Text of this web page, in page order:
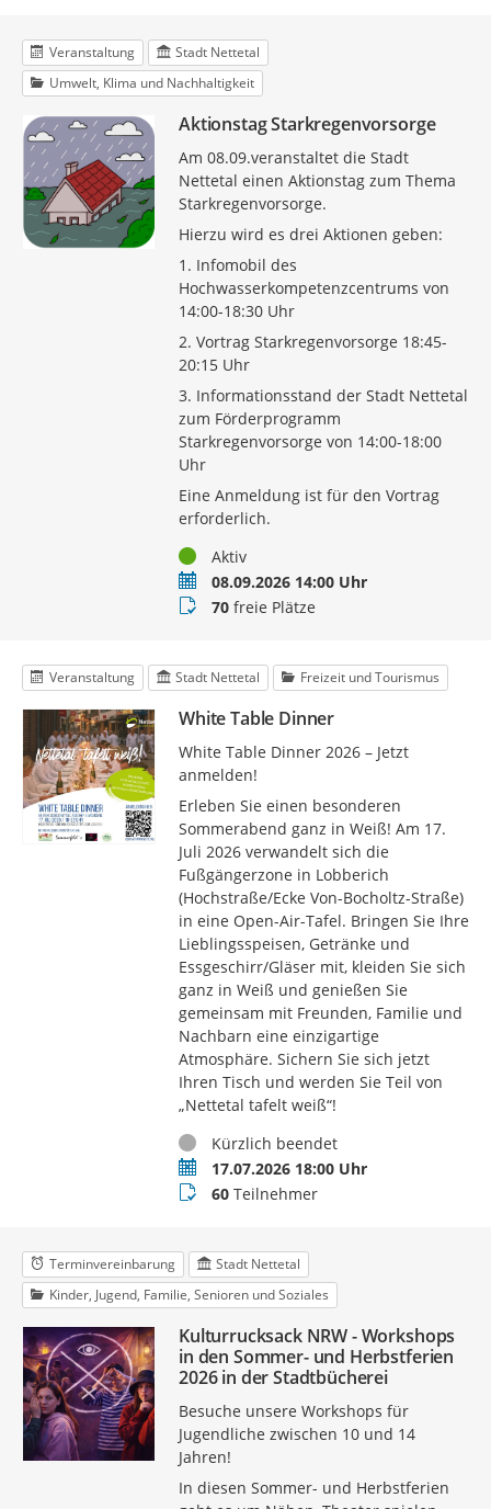
Veranstaltung
Stadt Nettetal
Umwelt, Klima und Nachhaltigkeit
Aktionstag Starkregenvorsorge
Am 08.09.veranstaltet die Stadt
Nettetal einen Aktionstag zum Thema
Starkregenvorsorge.
Hierzu wird es drei Aktionen geben:
1. Infomobil des
Hochwasserkompetenzcentrums von
14:00-18:30 Uhr
2. Vortrag Starkregenvorsorge 18:45-
20:15 Uhr
3. Informationsstand der Stadt Nettetal
zum Förderprogramm
Starkregenvorsorge von 14:00-18:00
Uhr
Eine Anmeldung ist für den Vortrag
erforderlich.
StatusAktiv
Termin08.09.2026 14:00 Uhr
Buchungsstatus
70freie Plätze
Veranstaltung Stadt Nettetal Freizeit und Tourismus
White Table Dinner
White Table Dinner 2026 – Jetzt
anmelden!
Erleben Sie einen besonderen
Sommerabend ganz in Weiß! Am 17.
Juli 2026 verwandelt sich die
Fußgängerzone in Lobberich
(Hochstraße/Ecke Von-Bocholtz-Straße)
in eine Open-Air-Tafel. Bringen Sie Ihre
Lieblingsspeisen, Getränke und
Essgeschirr/Gläser mit, kleiden Sie sich
ganz in Weiß und genießen Sie
gemeinsam mit Freunden, Familie und
Nachbarn eine einzigartige
Atmosphäre. Sichern Sie sich jetzt
Ihren Tisch und werden Sie Teil von
„Nettetal tafelt weiß“!
StatusKürzlich beendet
Termin17.07.2026 18:00 Uhr
Teilnehmer
60Teilnehmer
Terminvereinbarung
Stadt Nettetal
Kinder, Jugend, Familie, Senioren und Soziales
Kulturrucksack NRW - Workshops
in den Sommer- und Herbstferien
2026 in der Stadtbücherei
Besuche unsere Workshops für
Jugendliche zwischen 10 und 14
Jahren!
In diesen Sommer- und Herbstferien